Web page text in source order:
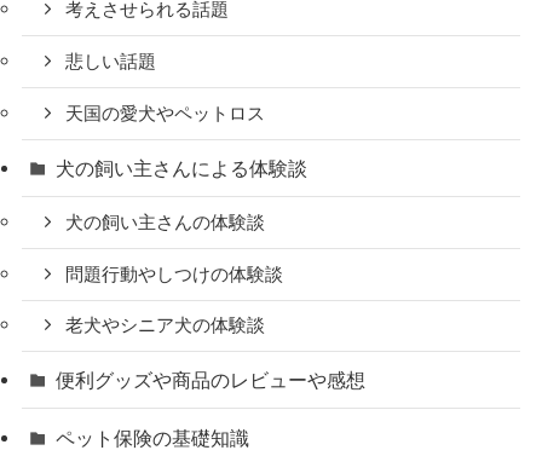
考えさせられる話題
悲しい話題
天国の愛犬やペットロス
犬の飼い主さんによる体験談
犬の飼い主さんの体験談
問題行動やしつけの体験談
老犬やシニア犬の体験談
便利グッズや商品のレビューや感想
ペット保険の基礎知識